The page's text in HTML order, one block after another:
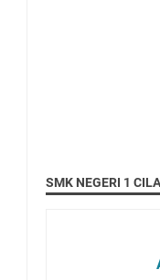
SMK NEGERI 1